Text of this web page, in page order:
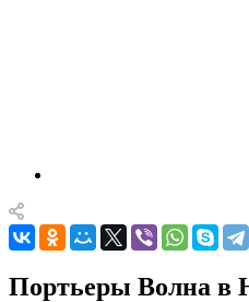
Портьеры Волна в